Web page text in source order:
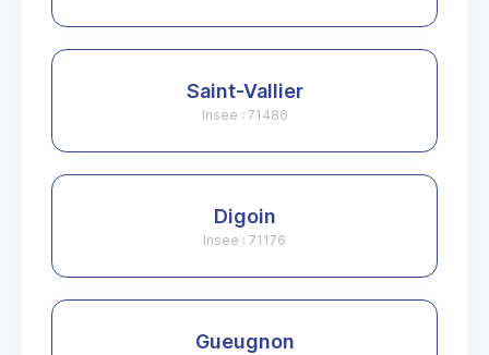
Saint-Vallier
Insee : 71486
Digoin
Insee : 71176
Gueugnon